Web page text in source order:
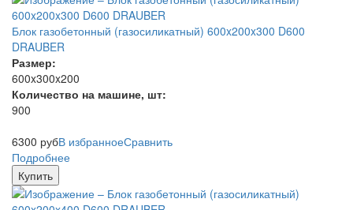
Блок газобетонный (газосиликатный) 600x200x300 D600
DRAUBER
Размер:
600x300x200
Количество на машине, шт:
900
6300 рубВ избранноеСравнить
Подробнее
Купить